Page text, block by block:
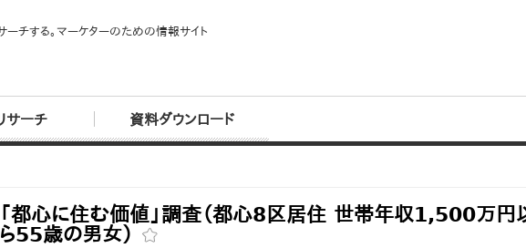
ーチする。マーケターのための情報サイト
サーチ 資料ダウンロード
「都心に住む価値」調査（都心8区居住 世帯年収1,500万円
ら55歳の男女）